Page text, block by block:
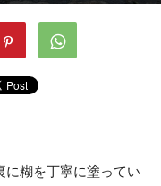
0
に糊を丁寧に塗ってい